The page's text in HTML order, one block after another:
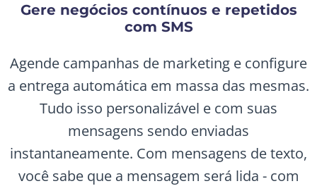
Gere negócios contínuos e repetidos
com SMS
Agende campanhas de marketing e configure
a entrega automática em massa das mesmas.
Tudo isso personalizável e com suas
mensagens sendo enviadas
instantaneamente. Com mensagens de texto,
você sabe que a mensagem será lida - com